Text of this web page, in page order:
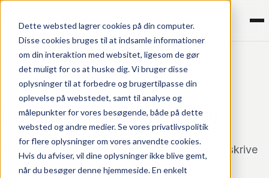
Dette websted lagrer cookies på din computer.
Disse cookies bruges til at indsamle informationer
om din interaktion med websitet, ligesom de gør
det muligt for os at huske dig. Vi bruger disse
oplysninger til at forbedre og brugertilpasse din
oplevelse på webstedet, samt til analyse og
målepunkter for vores besøgende, både på dette
websted og andre medier. Se vores privatlivspolitik
for flere oplysninger om vores anvendte cookies.
Hvis du afviser, vil dine oplysninger ikke blive gemt,
når du besøger denne hjemmeside. En enkelt
Sprogakademiet
Forside /Kurser/ Fremtidens AI-redaktør
Fremtidens AI-redaktør
AI kan løfte kvaliteten af dine tekster, uden at skrive
ét eneste ord. Du lærer at bruge AI som et